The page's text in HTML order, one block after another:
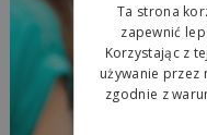
Ta strona
zapewnić
Korzystając z
używanie przez
zgodnie z